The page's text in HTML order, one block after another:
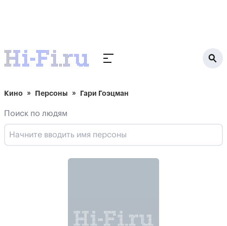
Кино Персоны Гари Гоэцман
Поиск по людям